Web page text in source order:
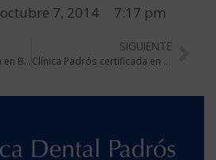
octubre 7, 2014 7:17 pm
¿Busca un buen dentista en Barcelona?
SIGUIENTE
Clínica Padrós certificada en el sistema Dros Konzept